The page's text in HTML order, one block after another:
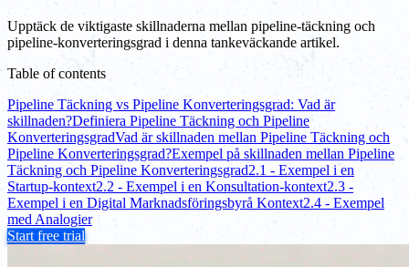
Upptäck de viktigaste skillnaderna mellan pipeline-täckning och
pipeline-konverteringsgrad i denna tankeväckande artikel.
Table of contents
Pipeline Täckning vs Pipeline Konverteringsgrad: Vad är
skillnaden?Definiera Pipeline Täckning och Pipeline
KonverteringsgradVad är skillnaden mellan Pipeline Täckning och
Pipeline Konverteringsgrad?Exempel på skillnaden mellan Pipeline
Täckning och Pipeline Konverteringsgrad2.1 - Exempel i en
Startup-kontext2.2 - Exempel i en Konsultation-kontext2.3 -
Exempel i en Digital Marknadsföringsbyrå Kontext2.4 - Exempel
med Analogier
Start free trial